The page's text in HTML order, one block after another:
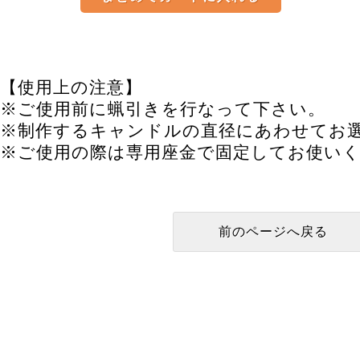
【使用上の注意】
※ご使用前に蝋引きを行なって下さい。
※制作するキャンドルの直径にあわせてお
※ご使用の際は専用座金で固定してお使い